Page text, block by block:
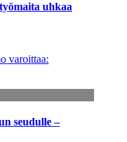
uhkaa
varoittaa:
seudulle –